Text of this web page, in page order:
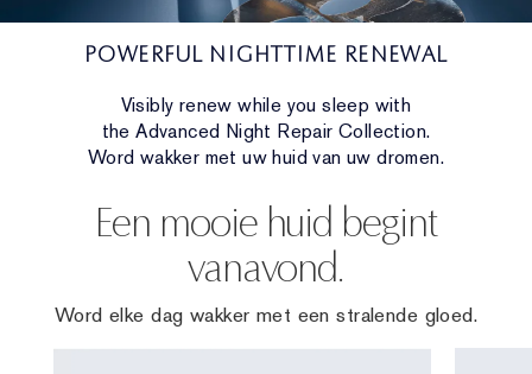
POWERFUL NIGHTTIME RENEWAL
Visibly renew while you sleep with
the Advanced Night Repair Collection.
Word wakker met uw huid van uw dromen.
Een mooie huid begint
vanavond.
Word elke dag wakker met een stralende gloed.